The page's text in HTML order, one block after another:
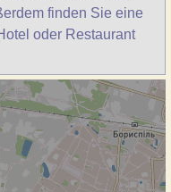
finden Sie eine
oder Restaurant